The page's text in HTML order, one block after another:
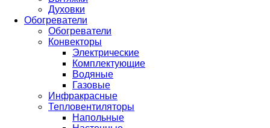
Духовки
Обогреватели
Обогреватели
Конвекторы
Электрические
Комплектующие
Водяные
Газовые
Инфракрасные
Тепловентиляторы
Напольные